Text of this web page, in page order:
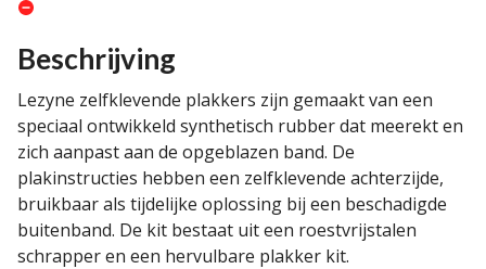
Beschrijving
Lezyne zelfklevende plakkers zijn gemaakt van een
speciaal ontwikkeld synthetisch rubber dat meerekt en
zich aanpast aan de opgeblazen band. De
plakinstructies hebben een zelfklevende achterzijde,
bruikbaar als tijdelijke oplossing bij een beschadigde
buitenband. De kit bestaat uit een roestvrijstalen
schrapper en een hervulbare plakker kit.